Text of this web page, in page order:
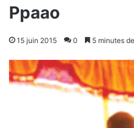
Ppaao
15 juin 2015 0 5 minutes